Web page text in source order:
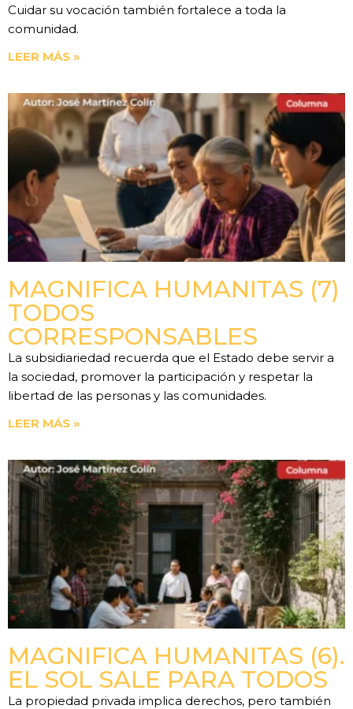
Cuidar su vocación también fortalece a toda la
comunidad.
LEER MÁS »
MAGNIFICA HUMANITAS (7)
TODOS
CORRESPONSABLES
La subsidiariedad recuerda que el Estado debe servir a
la sociedad, promover la participación y respetar la
libertad de las personas y las comunidades.
LEER MÁS »
MAGNIFICA HUMANITAS (6).
EL SOL SALE PARA TODOS
La propiedad privada implica derechos, pero también